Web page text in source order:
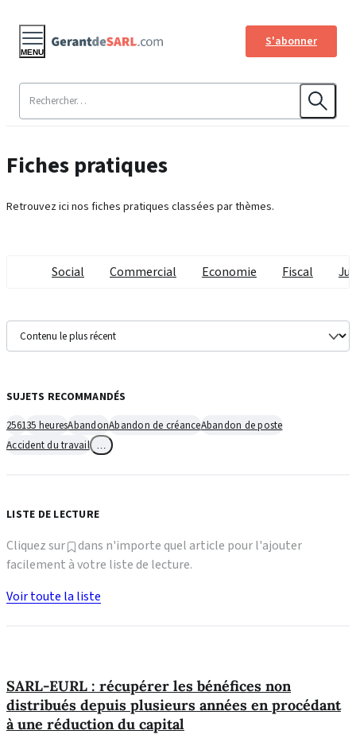
S'abonner
MENU
Fiches pratiques
Retrouvez ici nos fiches pratiques classées par thèmes.
Social Commercial Economie Fiscal
SARL-EURL : récupérer les bénéfices non
distribués depuis plusieurs années en procédant
à une réduction du capital
SUJETS RECOMMANDÉS
256135 heuresAbandonAbandon de créanceAbandon de poste
Accident du travail
LISTE DE LECTURE
Cliquez sur
dans n'importe quel article pour l'ajouter
facilement à votre liste de lecture.
Voir toute la liste